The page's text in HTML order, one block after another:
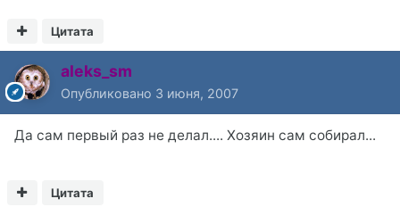
Цитата
aleks_sm
Опубликовано 3 июня, 2007
Да сам первый раз не делал.... Хозяин сам собирал...
Цитата